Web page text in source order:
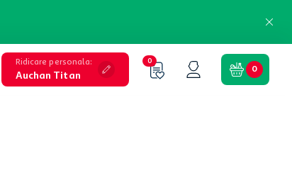
Ridicare personala:
Auchan Titan
0
0